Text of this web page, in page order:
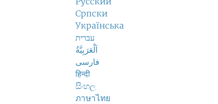
Српски
Українська
עברית
اَلْعَرَبِيَّةُ
فارسی
हिन्दी
සිංහල
ภาษาไทย